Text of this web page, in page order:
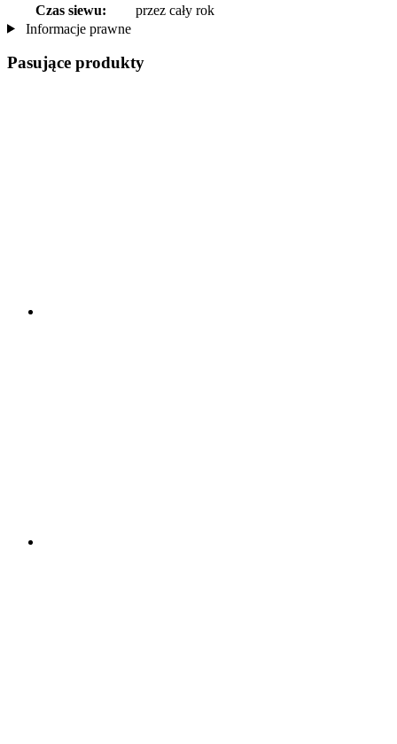
Czas siewu:
przez cały rok
Informacje prawne
Pasujące produkty